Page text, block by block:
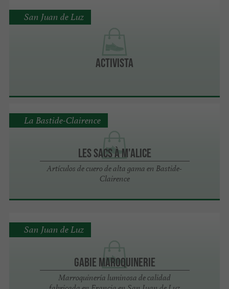
Activista
San Juan de Luz
Les Sacs à M'Alice
Artículos de cuero de alta gama en Bastide-
Clairence
La Bastide-Clairence
Gabie Maroquinerie
Marroquinería luminosa de calidad
San Juan de Luz